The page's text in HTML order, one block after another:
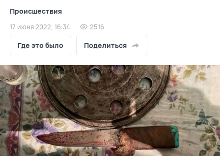
Происшествия
17 июня 2022, 16:34 2516
Где это было Поделиться